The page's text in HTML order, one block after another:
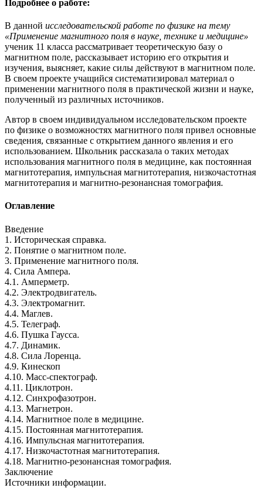
Подробнее о работе:
В данной исследовательской работе по физике на тему
«Применение магнитного поля в науке, технике и медицине»
ученик 11 класса рассматривает теоретическую базу о
магнитном поле, рассказывает историю его открытия и
изучения, выясняет, какие силы действуют в магнитном поле.
В своем проекте учащийся систематизировал материал о
применении магнитного поля в практической жизни и науке,
полученный из различных источников.
Автор в своем индивидуальном исследовательском проекте
по физике о возможностях магнитного поля привел основные
сведения, связанные с открытием данного явления и его
использованием. Школьник рассказала о таких методах
использования магнитного поля в медицине, как постоянная
магнитотерапия, импульсная магнитотерапия, низкочастотная
магнитотерапия и магнитно-резонансная томография.
Оглавление
Введение
1. Историческая справка.
2. Понятие о магнитном поле.
3. Применение магнитного поля.
4. Сила Ампера.
4.1. Амперметр.
4.2. Электродвигатель.
4.3. Электромагнит.
4.4. Маглев.
4.5. Телеграф.
4.6. Пушка Гаусса.
4.7. Динамик.
4.8. Сила Лоренца.
4.9. Кинескоп
4.10. Масс-спектограф.
4.11. Циклотрон.
4.12. Синхрофазотрон.
4.13. Магнетрон.
4.14. Магнитное поле в медицине.
4.15. Постоянная магнитотерапия.
4.16. Импульсная магнитотерапия.
4.17. Низкочастотная магнитотерапия.
4.18. Магнитно-резонансная томография.
Заключение
Источники информации.